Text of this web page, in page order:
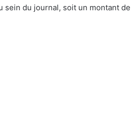
sein du journal, soit un montant de